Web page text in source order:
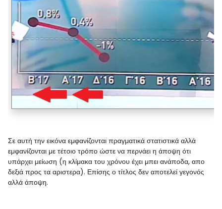
Σε αυτή την εικόνα εμφανίζονται πραγματικά στατιστικά αλλά
εμφανίζονται με τέτοιο τρόπο ώστε να περνάει η άποψη ότι
υπάρχει μείωση (η κλίμακα του χρόνου έχει μπει ανάποδα, απο
δεξιά προς τα αριστερα). Επίσης ο τίτλος δεν αποτελεί γεγονός
αλλά άποψη.